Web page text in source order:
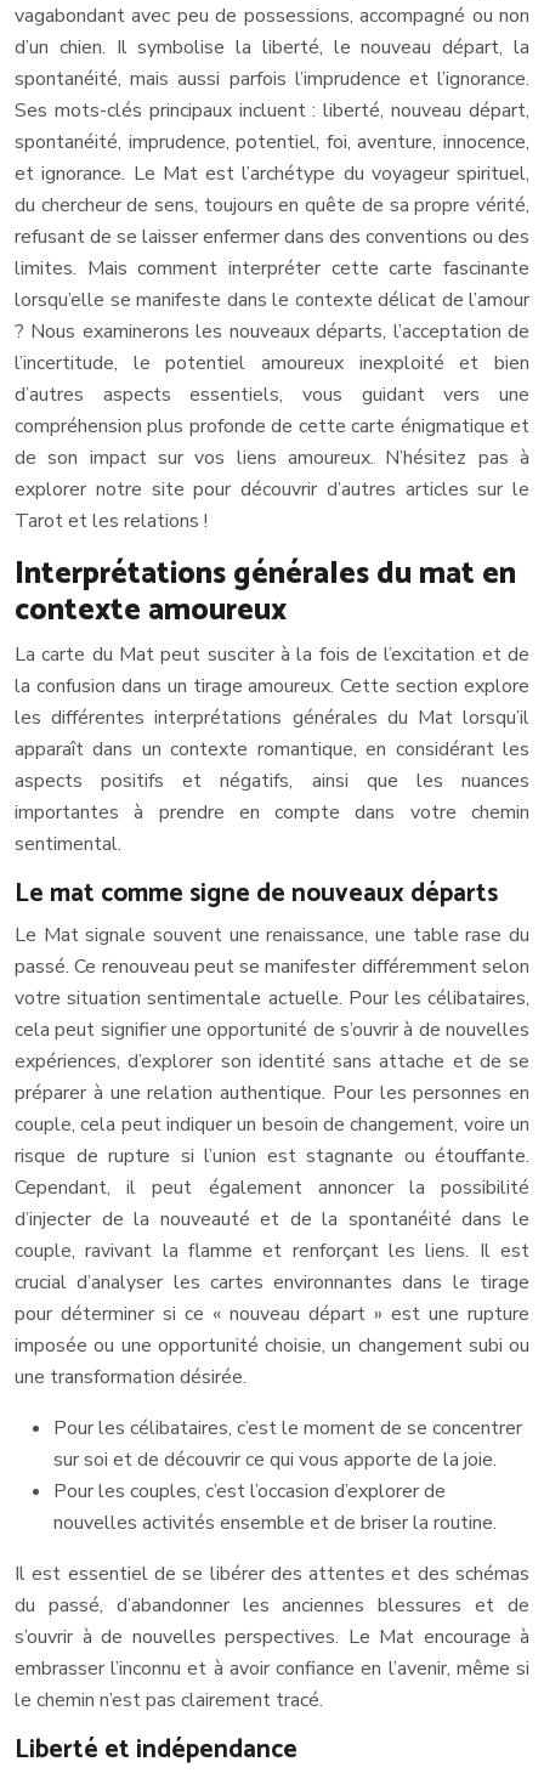
vagabondant avec peu de possessions, accompagné ou non
d’un chien. Il symbolise la liberté, le nouveau départ, la
spontanéité, mais aussi parfois l’imprudence et l’ignorance.
Ses mots-clés principaux incluent : liberté, nouveau départ,
spontanéité, imprudence, potentiel, foi, aventure, innocence,
et ignorance. Le Mat est l’archétype du voyageur spirituel,
du chercheur de sens, toujours en quête de sa propre vérité,
refusant de se laisser enfermer dans des conventions ou des
limites. Mais comment interpréter cette carte fascinante
lorsqu’elle se manifeste dans le contexte délicat de l’amour
? Nous examinerons les nouveaux départs, l’acceptation de
l’incertitude, le potentiel amoureux inexploité et bien
d’autres aspects essentiels, vous guidant vers une
compréhension plus profonde de cette carte énigmatique et
de son impact sur vos liens amoureux. N’hésitez pas à
explorer notre site pour découvrir d’autres articles sur le
Tarot et les relations !
Interprétations générales du mat en
contexte amoureux
La carte du Mat peut susciter à la fois de l’excitation et de
la confusion dans un tirage amoureux. Cette section explore
les différentes interprétations générales du Mat lorsqu’il
apparaît dans un contexte romantique, en considérant les
aspects positifs et négatifs, ainsi que les nuances
importantes à prendre en compte dans votre chemin
sentimental.
Le mat comme signe de nouveaux départs
Le Mat signale souvent une renaissance, une table rase du
passé. Ce renouveau peut se manifester différemment selon
votre situation sentimentale actuelle. Pour les célibataires,
cela peut signifier une opportunité de s’ouvrir à de nouvelles
expériences, d’explorer son identité sans attache et de se
préparer à une relation authentique. Pour les personnes en
couple, cela peut indiquer un besoin de changement, voire un
risque de rupture si l’union est stagnante ou étouffante.
Cependant, il peut également annoncer la possibilité
d’injecter de la nouveauté et de la spontanéité dans le
couple, ravivant la flamme et renforçant les liens. Il est
crucial d’analyser les cartes environnantes dans le tirage
pour déterminer si ce « nouveau départ » est une rupture
imposée ou une opportunité choisie, un changement subi ou
une transformation désirée.
Pour les célibataires, c’est le moment de se concentrer
sur soi et de découvrir ce qui vous apporte de la joie.
Pour les couples, c’est l’occasion d’explorer de
nouvelles activités ensemble et de briser la routine.
Il est essentiel de se libérer des attentes et des schémas
du passé, d’abandonner les anciennes blessures et de
s’ouvrir à de nouvelles perspectives. Le Mat encourage à
embrasser l’inconnu et à avoir confiance en l’avenir, même si
le chemin n’est pas clairement tracé.
Liberté et indépendance